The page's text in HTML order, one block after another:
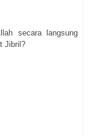
secara langsung
Jibril?